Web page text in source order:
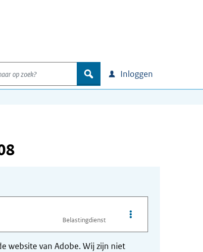
op zoek?
zoek Inloggen
Belastingdienst
Opties van bestand
website van Adobe. Wij zijn niet